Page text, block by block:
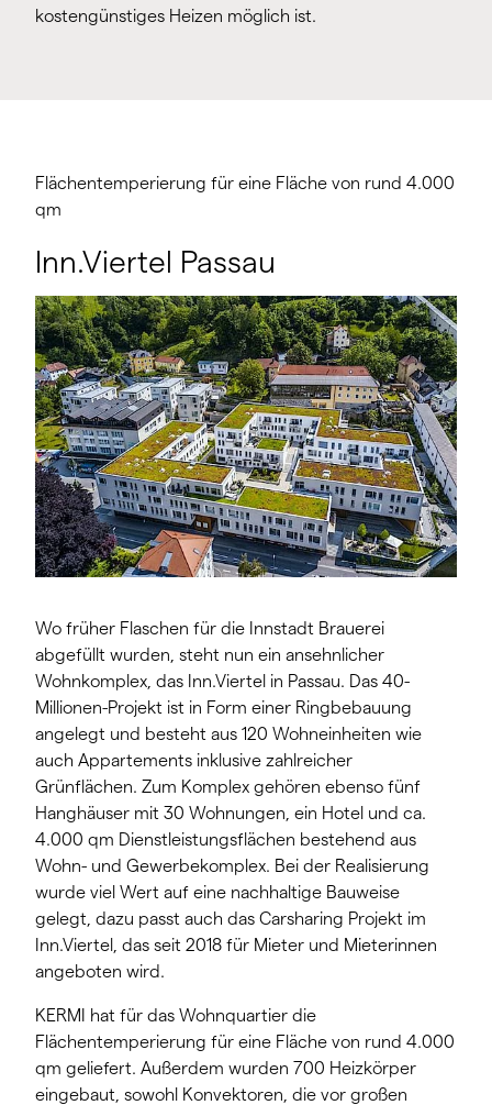
kostengünstiges Heizen möglich ist.
Flächentemperierung für eine Fläche von rund 4.000
qm
Inn.Viertel Passau
Wo früher Flaschen für die Innstadt Brauerei
abgefüllt wurden, steht nun ein ansehnlicher
Wohnkomplex, das Inn.Viertel in Passau. Das 40-
Millionen-Projekt ist in Form einer Ringbebauung
angelegt und besteht aus 120 Wohneinheiten wie
auch Appartements inklusive zahlreicher
Grünflächen. Zum Komplex gehören ebenso fünf
Hanghäuser mit 30 Wohnungen, ein Hotel und ca.
4.000 qm Dienstleistungsflächen bestehend aus
Wohn- und Gewerbekomplex. Bei der Realisierung
wurde viel Wert auf eine nachhaltige Bauweise
gelegt, dazu passt auch das Carsharing Projekt im
Inn.Viertel, das seit 2018 für Mieter und Mieterinnen
angeboten wird.
KERMI hat für das Wohnquartier die
Flächentemperierung für eine Fläche von rund 4.000
qm geliefert. Außerdem wurden 700 Heizkörper
eingebaut, sowohl Konvektoren, die vor großen